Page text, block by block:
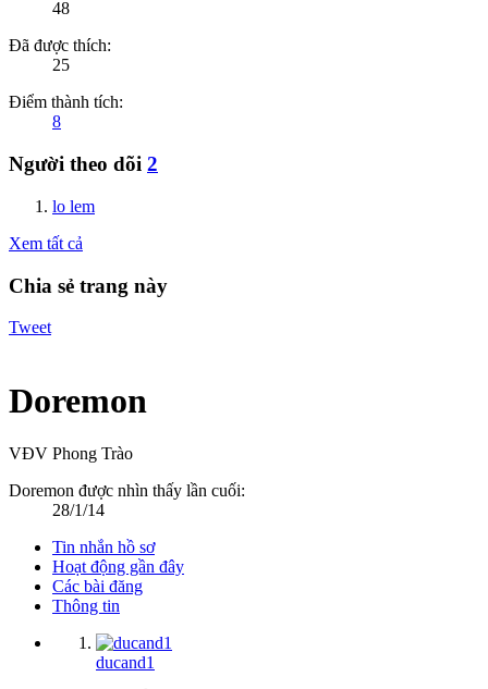
48
Đã được thích:
25
Điểm thành tích:
8
Người theo dõi 2
lo lem
Xem tất cả
Chia sẻ trang này
Tweet
Doremon
VĐV Phong Trào
Doremon được nhìn thấy lần cuối:
28/1/14
Tin nhắn hồ sơ
Hoạt động gần đây
Các bài đăng
Thông tin
ducand1